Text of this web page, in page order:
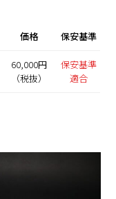
価格 保安基準
60,000円
（税抜）
保安基準
適合